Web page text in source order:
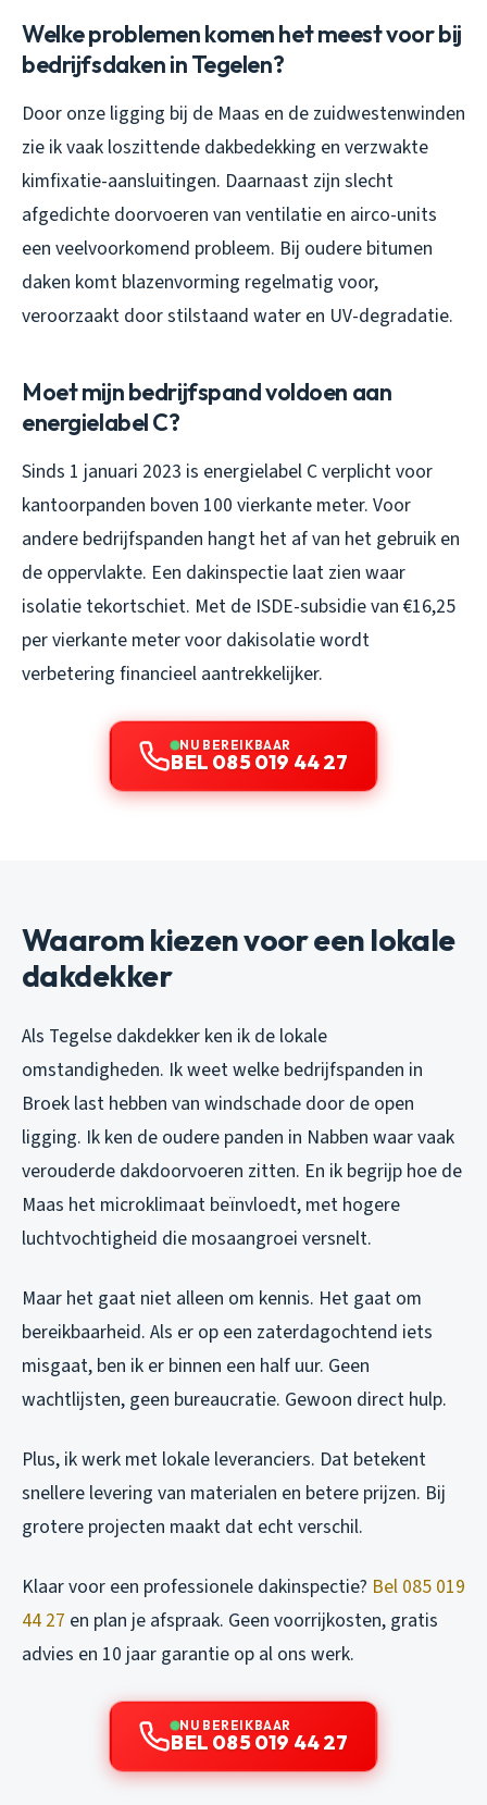
Welke problemen komen het meest voor bij
bedrijfsdaken in Tegelen?
Door onze ligging bij de Maas en de zuidwestenwinden
zie ik vaak loszittende dakbedekking en verzwakte
kimfixatie-aansluitingen. Daarnaast zijn slecht
afgedichte doorvoeren van ventilatie en airco-units
een veelvoorkomend probleem. Bij oudere bitumen
daken komt blazenvorming regelmatig voor,
veroorzaakt door stilstaand water en UV-degradatie.
Moet mijn bedrijfspand voldoen aan
energielabel C?
Sinds 1 januari 2023 is energielabel C verplicht voor
kantoorpanden boven 100 vierkante meter. Voor
andere bedrijfspanden hangt het af van het gebruik en
de oppervlakte. Een dakinspectie laat zien waar
isolatie tekortschiet. Met de ISDE-subsidie van €16,25
per vierkante meter voor dakisolatie wordt
verbetering financieel aantrekkelijker.
NU BEREIKBAAR
BEL 085 019 44 27
Waarom kiezen voor een lokale
dakdekker
Als Tegelse dakdekker ken ik de lokale
omstandigheden. Ik weet welke bedrijfspanden in
Broek last hebben van windschade door de open
ligging. Ik ken de oudere panden in Nabben waar vaak
verouderde dakdoorvoeren zitten. En ik begrijp hoe de
Maas het microklimaat beïnvloedt, met hogere
luchtvochtigheid die mosaangroei versnelt.
Maar het gaat niet alleen om kennis. Het gaat om
bereikbaarheid. Als er op een zaterdagochtend iets
misgaat, ben ik er binnen een half uur. Geen
wachtlijsten, geen bureaucratie. Gewoon direct hulp.
Plus, ik werk met lokale leveranciers. Dat betekent
snellere levering van materialen en betere prijzen. Bij
grotere projecten maakt dat echt verschil.
Klaar voor een professionele dakinspectie? Bel 085 019
44 27 en plan je afspraak. Geen voorrijkosten, gratis
advies en 10 jaar garantie op al ons werk.
NU BEREIKBAAR
BEL 085 019 44 27